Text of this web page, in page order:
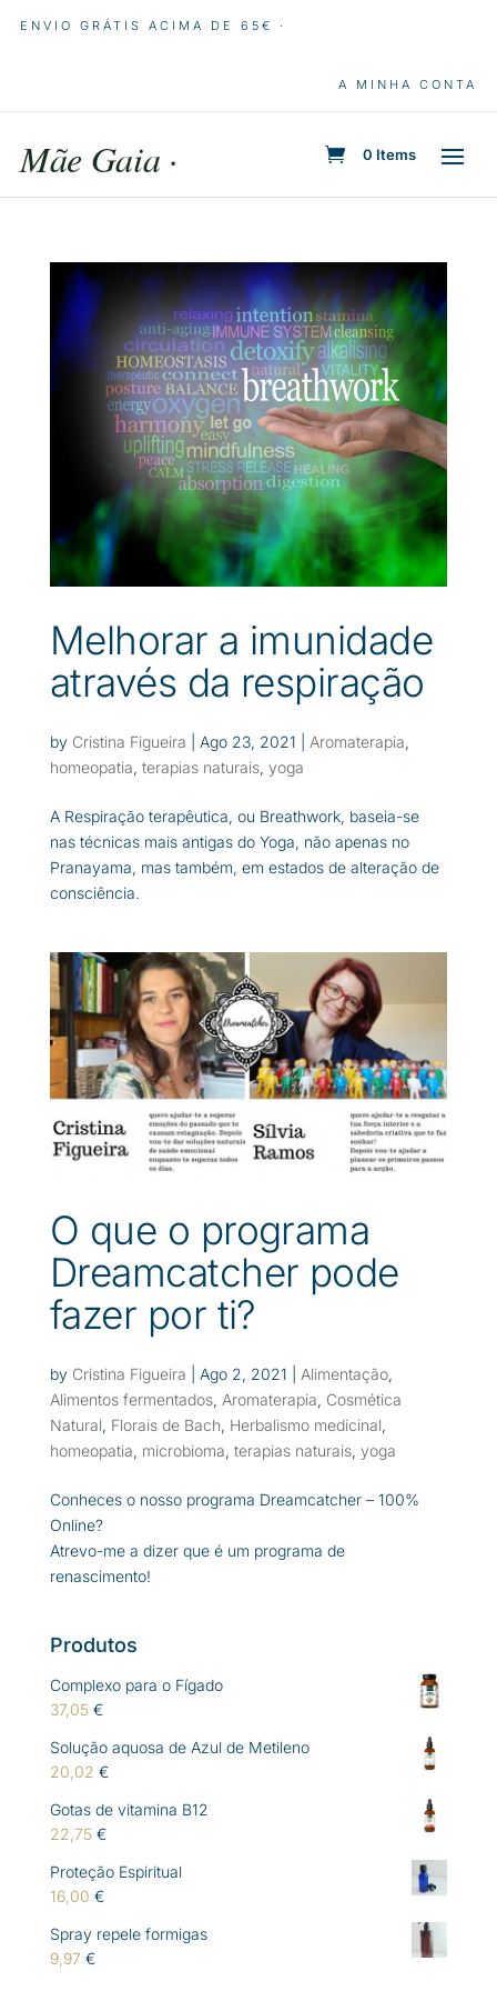
ENVIO GRÁTIS ACIMA DE 65€ ·
A MINHA CONTA
Mãe Gaia · 0 Items
Melhorar a imunidade
através da respiração
by Cristina Figueira Ago 23, 2021 Aromaterapia,
homeopatia, terapias naturais, yoga
A Respiração terapêutica, ou Breathwork, baseia-se
nas técnicas mais antigas do Yoga, não apenas no
Pranayama, mas também, em estados de alteração de
consciência.
O que o programa
Dreamcatcher pode
fazer por ti?
by Cristina Figueira Ago 2, 2021 Alimentação,
Alimentos fermentados, Aromaterapia, Cosmética
Natural, Florais de Bach, Herbalismo medicinal,
homeopatia, microbioma, terapias naturais, yoga
Conheces o nosso programa Dreamcatcher – 100%
Online?
Atrevo-me a dizer que é um programa de
renascimento!
Produtos
Complexo para o Fígado
37,05 €
Solução aquosa de Azul de Metileno
20,02 €
Gotas de vitamina B12
22,75 €
Proteção Espiritual
16,00 €
Spray repele formigas
9,97 €